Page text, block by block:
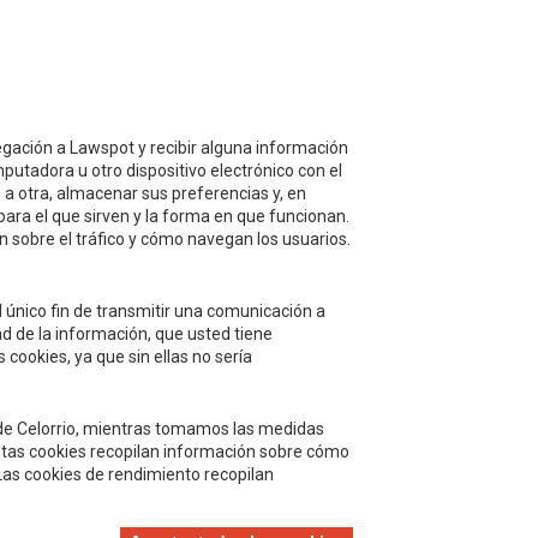
a Lawspot y recibir alguna información
u otro dispositivo electrónico con el
otra, almacenar sus preferencias y, en
el que sirven y la forma en que funcionan.
el tráfico y cómo navegan los usuarios.
fin de transmitir una comunicación a
de la información, que usted tiene
ya que sin ellas no sería
Celorrio, mientras tomamos las medidas
cookies recopilan información sobre cómo
cookies de rendimiento recopilan
Aceptola política de protección de
datos y privacidad
interés mediante los medios facilitados.